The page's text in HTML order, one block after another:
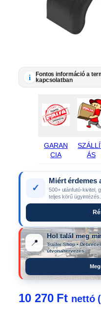
i
Fontos információ a
kapcsolatban
GARAN
CIA
ÁS
✓
Miért érdemes
500+ utánfutó-kivitel,
teljes körű ügyintézés.
📍
Hol talál meg
Trailer Shop •
útvonaltervezés.
10 270 Ft nettó (